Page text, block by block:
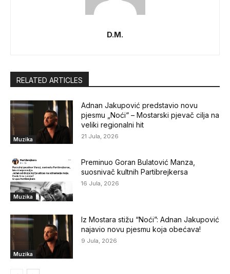
D.M.
RELATED ARTICLES
Muzika
Adnan Jakupović predstavio novu
pjesmu „Noći“ – Mostarski pjevač cilja na
veliki regionalni hit
21 Jula, 2026
Muzika
Preminuo Goran Bulatović Manza,
suosnivač kultnih Partibrejkersa
16 Jula, 2026
Muzika
Iz Mostara stižu “Noći”: Adnan Jakupović
najavio novu pjesmu koja obećava!
9 Jula, 2026